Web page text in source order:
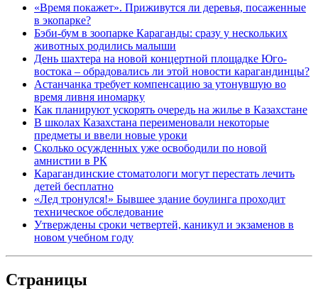
«Время покажет». Приживутся ли деревья, посаженные
в экопарке?
Бэби-бум в зоопарке Караганды: сразу у нескольких
животных родились малыши
День шахтера на новой концертной площадке Юго-
востока – обрадовались ли этой новости карагандинцы?
Астанчанка требует компенсацию за утонувшую во
время ливня иномарку
Как планируют ускорять очередь на жилье в Казахстане
В школах Казахстана переименовали некоторые
предметы и ввели новые уроки
Сколько осужденных уже освободили по новой
амнистии в РК
Карагандинские стоматологи могут перестать лечить
детей бесплатно
«Лед тронулся!» Бывшее здание боулинга проходит
техническое обследование
Утверждены сроки четвертей, каникул и экзаменов в
новом учебном году
Страницы